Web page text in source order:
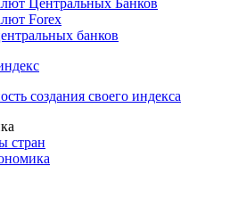
Forex
банков
создания своего индекса
стран